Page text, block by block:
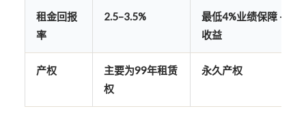
租金回报
率
2.5–3.5%
最低4%业绩保障 +
收益
产权
主要为99年租赁
权
永久产权